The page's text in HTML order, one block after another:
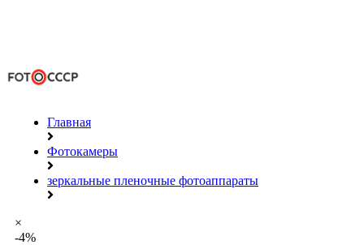
Главная
Фотокамеры
зеркальные пленочные фотоаппараты
×
-4%